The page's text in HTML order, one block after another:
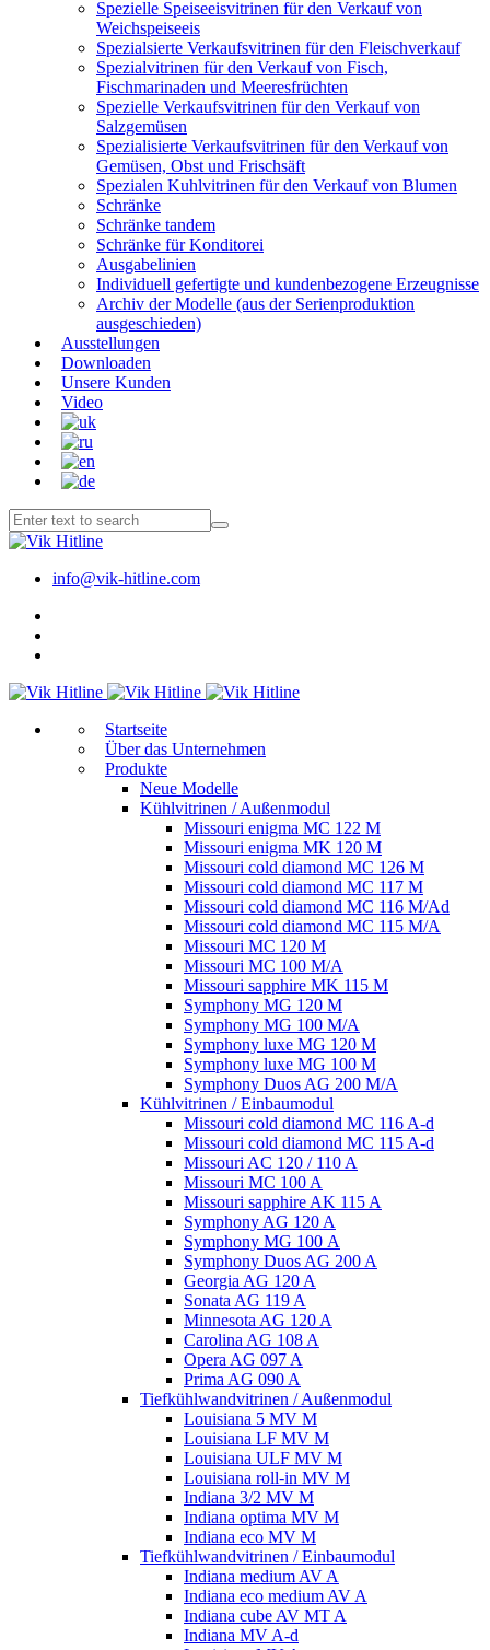
Spezielle Speiseeisvitrinen für den Verkauf von
Weichspeiseeis
Spezialsierte Verkaufsvitrinen für den Fleischverkauf
Spezialvitrinen für den Verkauf von Fisch,
Fischmarinaden und Meeresfrüchten
Spezielle Verkaufsvitrinen für den Verkauf von
Salzgemüsen
Spezialisierte Verkaufsvitrinen für den Verkauf von
Gemüsen, Obst und Frischsäft
Spezialen Kuhlvitrinen für den Verkauf von Blumen
Schränke
Schränke tandem
Schränke für Konditorei
Ausgabelinien
Individuell gefertigte und kundenbezogene Erzeugnisse
Archiv der Modelle (aus der Serienproduktion
ausgeschieden)
Ausstellungen
Downloaden
Unsere Kunden
Video
info@vik-hitline.com
Start­sei­te
Über das Unternehmen
Produkte
Neue Modelle
Kühlvitrinen / Außenmodul
Missouri enigma MC 122 M
Missouri enigma MK 120 M
Missouri cold diamond MC 126 M
Missouri cold diamond MC 117 M
Missouri cold diamond MC 116 M/Ad
Missouri cold diamond MC 115 M/A
Missouri MC 120 M
Missouri MC 100 M/A
Missouri sapphire MK 115 M
Symphony MG 120 M
Symphony MG 100 M/А
Symphony luxe MG 120 M
Symphony luxe MG 100 M
Symphony Duos AG 200 M/A
Kühlvitrinen / Einbaumodul
Missouri cold diamond MC 116 A-d
Missouri cold diamond MC 115 A-d
Missouri AC 120 / 110 A
Missouri MC 100 A
Missouri sapphire AK 115 A
Symphony AG 120 A
Symphony MG 100 А
Symphony Duos AG 200 A
Georgia AG 120 A
Sonata AG 119 A
Minnesota AG 120 A
Carolina AG 108 A
Opera AG 097 A
Prima AG 090 A
Tiefkühlwandvitrinen / Außenmodul
Louisiana 5 MV M
Louisiana LF MV M
Louisiana ULF MV M
Louisiana roll-in MV M
Indiana 3/2 MV M
Indiana optima MV M
Indiana eco MV M
Tiefkühlwandvitrinen / Einbaumodul
Indiana medium AV A
Indiana eco medium AV A
Indiana cube AV MT A
Indiana MV A-d